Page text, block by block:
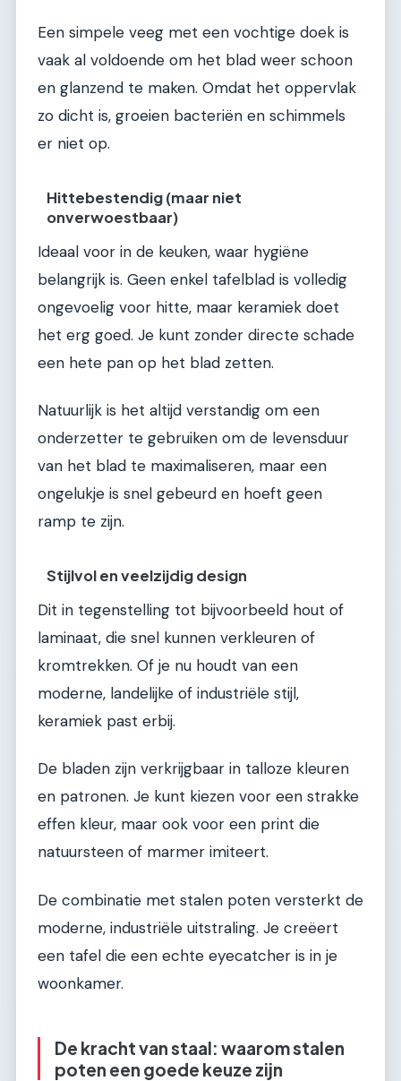
Een simpele veeg met een vochtige doek is
vaak al voldoende om het blad weer schoon
en glanzend te maken. Omdat het oppervlak
zo dicht is, groeien bacteriën en schimmels
er niet op.
Hittebestendig (maar niet
onverwoestbaar)
Ideaal voor in de keuken, waar hygiëne
belangrijk is. Geen enkel tafelblad is volledig
ongevoelig voor hitte, maar keramiek doet
het erg goed. Je kunt zonder directe schade
een hete pan op het blad zetten.
Natuurlijk is het altijd verstandig om een
onderzetter te gebruiken om de levensduur
van het blad te maximaliseren, maar een
ongelukje is snel gebeurd en hoeft geen
ramp te zijn.
Stijlvol en veelzijdig design
Dit in tegenstelling tot bijvoorbeeld hout of
laminaat, die snel kunnen verkleuren of
kromtrekken. Of je nu houdt van een
moderne, landelijke of industriële stijl,
keramiek past erbij.
De bladen zijn verkrijgbaar in talloze kleuren
en patronen. Je kunt kiezen voor een strakke
effen kleur, maar ook voor een print die
natuursteen of marmer imiteert.
De combinatie met stalen poten versterkt de
moderne, industriële uitstraling. Je creëert
een tafel die een echte eyecatcher is in je
woonkamer.
De kracht van staal: waarom stalen
poten een goede keuze zijn